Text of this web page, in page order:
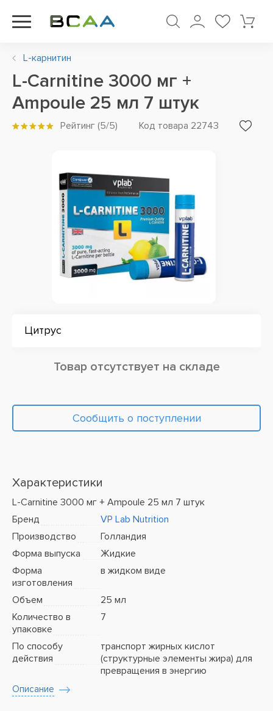
L-карнитин
L-Carnitine 3000 мг +
Ampoule 25 мл 7 штук
Рейтинг (5/5) Код товара 22743
Цитрус
Товар отсутствует на складе
Сообщить о поступлении
Характеристики
L-Carnitine 3000 мг + Ampoule 25 мл 7 штук
Бренд
VP Lab Nutrition
Производство
Голландия
Форма выпуска
Жидкие
Форма
изготовления
в жидком виде
Объем
25 мл
Количество в
упаковке
7
По способу
действия
транспорт жирных кислот
(структурные элементы жира) для
превращения в энергию
Описание